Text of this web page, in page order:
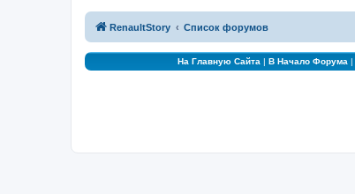
RenaultStory Список форумов
На Главную Сайта | В Начало Форума |